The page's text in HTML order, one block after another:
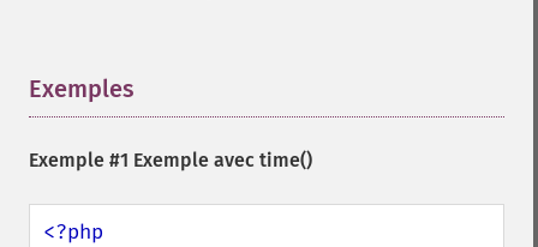
Exemples
Exemple #1 Exemple avec time()